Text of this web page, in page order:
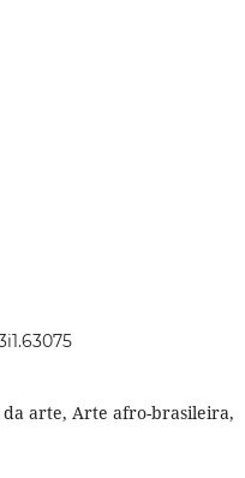
arte, Arte afro-brasileira,